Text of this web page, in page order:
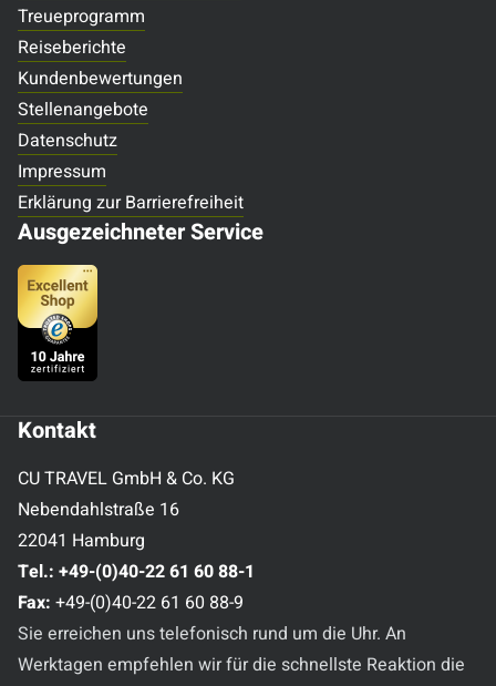
Treueprogramm
Reiseberichte
Kundenbewertungen
Stellenangebote
Datenschutz
Impressum
Erklärung zur Barrierefreiheit
Ausgezeichneter Service
Kontakt
CU TRAVEL GmbH & Co. KG
Nebendahlstraße 16
22041 Hamburg
Tel.: +49-(0)40-22 61 60 88-1
Fax: +49-(0)40-22 61 60 88-9
Sie erreichen uns telefonisch rund um die Uhr. An
Werktagen empfehlen wir für die schnellste Reaktion die